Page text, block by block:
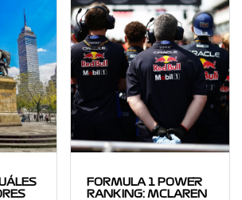
FORMULA 1 POWER
RANKING: MCLAREN